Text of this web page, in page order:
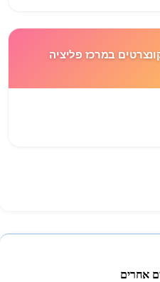
במרכז פליציה
אחרים